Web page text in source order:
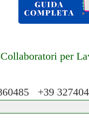
per
3.000 € Mese
+39